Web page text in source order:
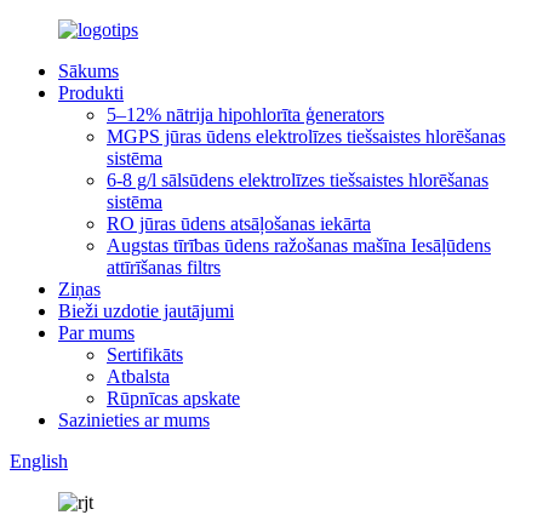
Sākums
Produkti
5–12% nātrija hipohlorīta ģenerators
MGPS jūras ūdens elektrolīzes tiešsaistes hlorēšanas
sistēma
6-8 g/l sālsūdens elektrolīzes tiešsaistes hlorēšanas
sistēma
RO jūras ūdens atsāļošanas iekārta
Augstas tīrības ūdens ražošanas mašīna Iesāļūdens
attīrīšanas filtrs
Ziņas
Bieži uzdotie jautājumi
Par mums
Sertifikāts
Atbalsta
Rūpnīcas apskate
Sazinieties ar mums
English